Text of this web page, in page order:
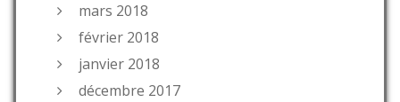
mars 2018
février 2018
janvier 2018
décembre 2017